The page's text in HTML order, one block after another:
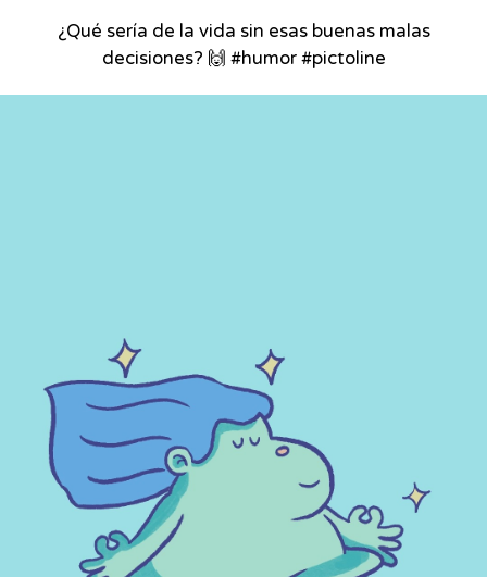
¿Qué sería de la vida sin esas buenas malas
decisiones? 🙌 #humor #pictoline